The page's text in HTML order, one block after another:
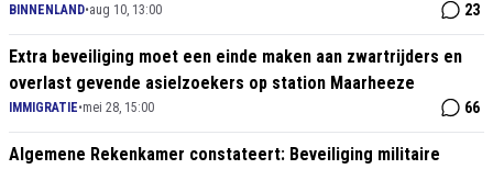
BINNENLAND•aug 10, 13:00 23
Extra beveiliging moet een einde maken aan zwartrijders en
overlast gevende asielzoekers op station Maarheeze
IMMIGRATIE•mei 28, 15:00 66
Algemene Rekenkamer constateert: Beveiliging militaire